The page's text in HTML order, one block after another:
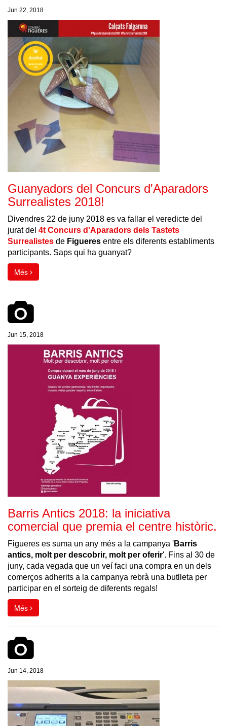
Jun 22, 2018
Guanyadors del Concurs d'Aparadors
Surrealistes 2018!
Divendres 22 de juny 2018 es va fallar el veredicte del
jurat del 4t Concurs d'Aparadors dels Tastets
Surrealistes de Figueres entre els diferents establiments
participants. Saps qui ha guanyat?
Més
Jun 15, 2018
Barris Antics 2018: la iniciativa
comercial que premia el centre històric.
Figueres es suma un any més a la campanya 'Barris
antics, molt per descobrir, molt per oferir'. Fins al 30 de
juny, cada vegada que un veí faci una compra en un dels
comerços adherits a la campanya rebrà una butlleta per
participar en el sorteig de diferents regals!
Més
Jun 14, 2018